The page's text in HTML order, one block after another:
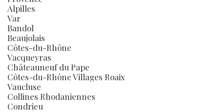
Alpilles
Var
Bandol
Beaujolais
Côtes-du-Rhône
Vacqueyras
Châteauneuf du Pape
Côtes-du-Rhône Villages Roaix
Vaucluse
Collines Rhodaniennes
Condrieu